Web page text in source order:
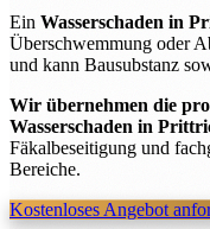
Ein Wasserschaden in
Überschwemmung oder
und kann Bausubstanz
Wir übernehmen die
Wasserschaden in
Fäkalbeseitigung und
Bereiche.
Kostenloses Angebot